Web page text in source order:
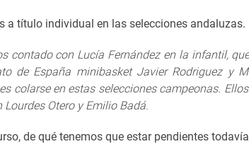
a título individual en las selecciones andaluzas.
contado con Lucía Fernández en la infantil,
de España minibasket Javier Rodriguez y
colarse en estas selecciones campeonas.
Otero y Emilio Badá.
de qué tenemos que estar pendientes